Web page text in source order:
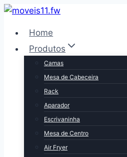
Pular
Conteúdo
Home
Produtos
Camas
Mesa de Cabeceira
Rack
Aparador
Escrivaninha
Mesa de Centro
Air Fryer